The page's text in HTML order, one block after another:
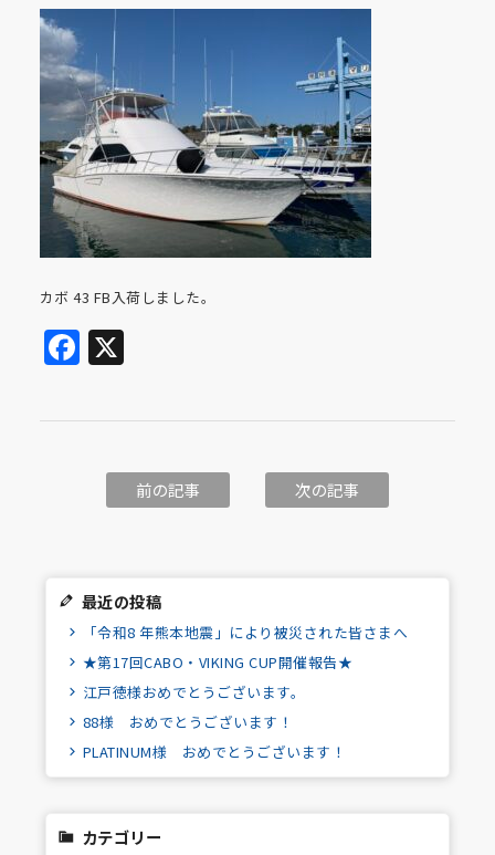
カボ 43 FB入荷しました。
Facebook
X
前の記事 次の記事
最近の投稿
「令和8 年熊本地震」により被災された皆さまへ
★第17回CABO・VIKING CUP開催報告★
江戸徳様おめでとうございます。
88様 おめでとうございます！
PLATINUM様 おめでとうございます！
カテゴリー